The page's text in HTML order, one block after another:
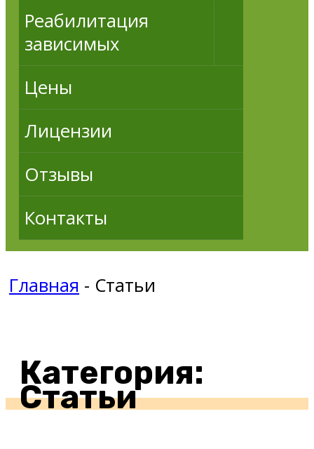
Реабилитация
зависимых
Цены
Лицензии
Отзывы
Контакты
Главная - Статьи
Категория:
Статьи